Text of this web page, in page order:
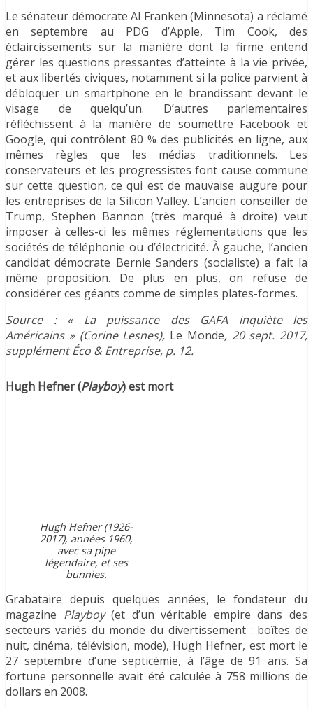
Le sénateur démocrate Al Franken (Minnesota) a réclamé
en septembre au PDG d’Apple, Tim Cook, des
éclaircissements sur la manière dont la firme entend
gérer les questions pressantes d’atteinte à la vie privée,
et aux libertés civiques, notamment si la police parvient à
débloquer un smartphone en le brandissant devant le
visage de quelqu’un. D’autres parlementaires
réfléchissent à la manière de soumettre Facebook et
Google, qui contrôlent 80 % des publicités en ligne, aux
mêmes règles que les médias traditionnels. Les
conservateurs et les progressistes font cause commune
sur cette question, ce qui est de mauvaise augure pour
les entreprises de la Silicon Valley. L’ancien conseiller de
Trump, Stephen Bannon (très marqué à droite) veut
imposer à celles-ci les mêmes réglementations que les
sociétés de téléphonie ou d’électricité. À gauche, l’ancien
candidat démocrate Bernie Sanders (socialiste) a fait la
même proposition. De plus en plus, on refuse de
considérer ces géants comme de simples plates-formes.
Source : « La puissance des GAFA inquiète les
Américains » (Corine Lesnes), Le Monde, 20 sept. 2017,
supplément Éco & Entreprise, p. 12.
Hugh Hefner (Playboy) est mort
Hugh Hefner (1926-
2017), années 1960,
avec sa pipe
légendaire, et ses
bunnies.
Grabataire depuis quelques années, le fondateur du
magazine Playboy(et d’un véritable empire dans des
secteurs variés du monde du divertissement : boîtes de
nuit, cinéma, télévision, mode), Hugh Hefner, est mort le
27 septembre d’une septicémie, à l’âge de 91 ans. Sa
fortune personnelle avait été calculée à 758 millions de
dollars en 2008.